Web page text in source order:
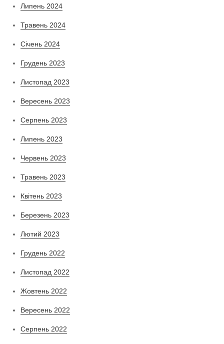
Липень 2024
Травень 2024
Січень 2024
Грудень 2023
Листопад 2023
Вересень 2023
Серпень 2023
Липень 2023
Червень 2023
Травень 2023
Квітень 2023
Березень 2023
Лютий 2023
Грудень 2022
Листопад 2022
Жовтень 2022
Вересень 2022
Серпень 2022